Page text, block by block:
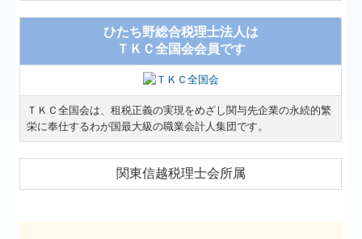
ひたち野総合税理士法人は
ＴＫＣ全国会会員です
ＴＫＣ全国会は、租税正義の実現をめざし関与先企業の永続的繁
栄に奉仕するわが国最大級の職業会計人集団です。
関東信越税理士会所属